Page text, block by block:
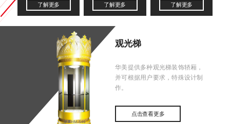
了解更多 了解更多 了解更多
观光梯
华美提供多种观光梯装饰轿厢，
并可根据用户要求，特殊设计制
作。
点击查看更多